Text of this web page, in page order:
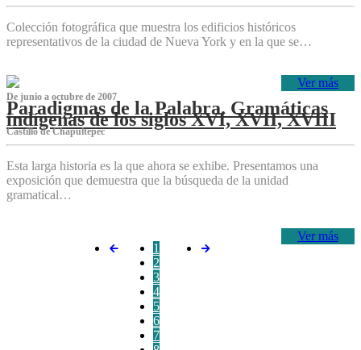
Colección fotográfica que muestra los edificios históricos
representativos de la ciudad de Nueva York y en la que se…
Ver más
De junio a octubre de 2007
Paradigmas de la Palabra. Gramáticas
indígenas de los siglos XVI, XVII, XVIII
Castillo de Chapultepec
Esta larga historia es la que ahora se exhibe. Presentamos una
exposición que demuestra que la búsqueda de la unidad
gramatical…
Ver más
1
2
3
4
5
6
7